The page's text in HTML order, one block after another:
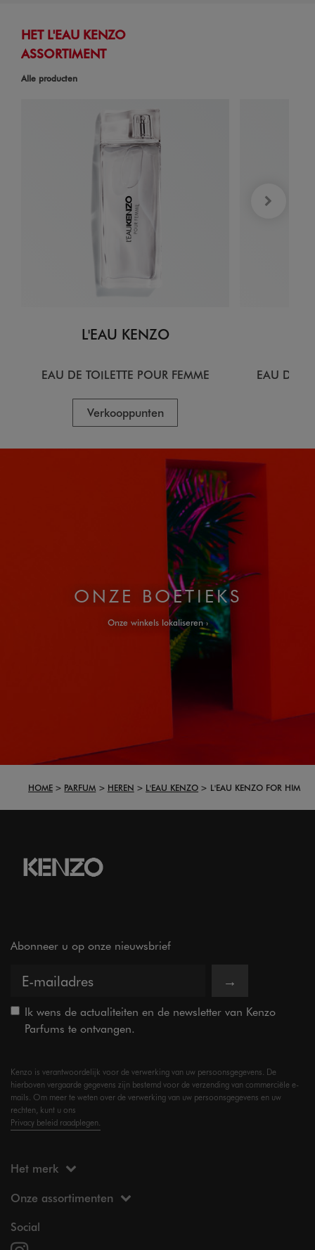
HET L'EAU KENZO
ASSORTIMENT
Alle producten
L'EAU KENZO
EAU DE TOILETTE POUR FEMME
Verkooppunten
EAU DE
ONZE BOETIEKS
Onze winkels lokaliseren
HOME PARFUM HEREN L'EAU KENZO L'EAU KENZO FOR HIM
Abonneer u op onze nieuwsbrief
→
Ik wens de actualiteiten en de newsletter van Kenzo
Parfums te ontvangen.
Kenzo is verantwoordelijk voor de verwerking van uw persoonsgegevens. De
hierboven vergaarde gegevens zijn bestemd voor de verzending van commerciële e-
mails. Om meer te weten over de verwerking van uw persoonsgegevens en uw
rechten, kunt u ons
Privacy beleid raadplegen.
Het merk
Onze assortimenten
Social